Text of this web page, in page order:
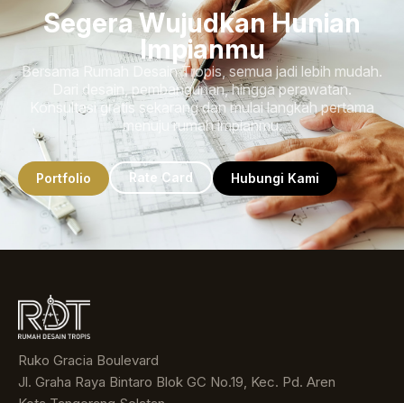
Segera Wujudkan Hunian
Impianmu
Bersama Rumah Desain Tropis, semua jadi lebih mudah.
Dari desain, pembangunan, hingga perawatan.
Konsultasi gratis sekarang dan mulai langkah pertama
menuju rumah impianmu.
Portfolio Rate Card Hubungi Kami
Ruko Gracia Boulevard
Jl. Graha Raya Bintaro Blok GC No.19, Kec. Pd. Aren